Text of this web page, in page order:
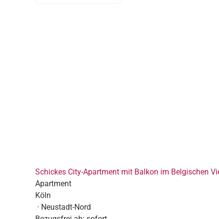
Schickes City-Apartment mit Balkon im Belgischen
Apartment
Köln
· Neustadt-Nord